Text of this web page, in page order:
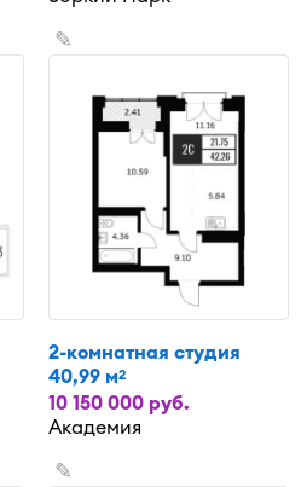
✎
2-комнатная студия
40,99 м2
10 150 000 руб.
Академия
✎